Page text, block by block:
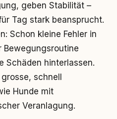
geben Stabilität –
Tag stark beansprucht.
Schon kleine Fehler in
Bewegungsroutine
Schäden hinterlassen.
schnell
Hunde mit
Veranlagung.